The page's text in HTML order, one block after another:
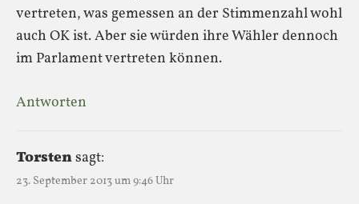
vertreten, was gemessen an der Stimmenzahl wohl
auch OK ist. Aber sie würden ihre Wähler dennoch
im Parlament vertreten können.
Antworten
Torstensagt:
23. September 2013 um 9:46 Uhr